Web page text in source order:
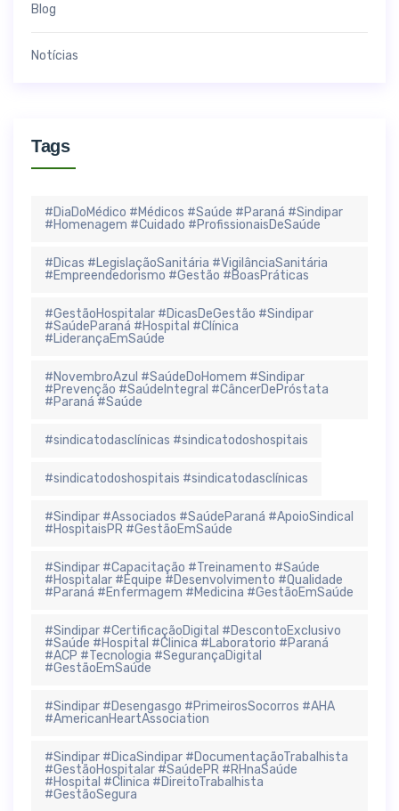
Blog
Notícias
Tags
#DiaDoMédico #Médicos #Saúde #Paraná #Sindipar
#Homenagem #Cuidado #ProfissionaisDeSaúde
#Dicas #LegislaçãoSanitária #VigilânciaSanitária
#Empreendedorismo #Gestão #BoasPráticas
#GestãoHospitalar #DicasDeGestão #Sindipar
#SaúdeParaná #Hospital #Clínica
#LiderançaEmSaúde
#NovembroAzul #SaúdeDoHomem #Sindipar
#Prevenção #SaúdeIntegral #CâncerDePróstata
#Paraná #Saúde
#sindicatodasclínicas #sindicatodoshospitais
#sindicatodoshospitais #sindicatodasclínicas
#Sindipar #Associados #SaúdeParaná #ApoioSindical
#HospitaisPR #GestãoEmSaúde
#Sindipar #Capacitação #Treinamento #Saúde
#Hospitalar #Equipe #Desenvolvimento #Qualidade
#Paraná #Enfermagem #Medicina #GestãoEmSaúde
#Sindipar #CertificaçãoDigital #DescontoExclusivo
#Saúde #Hospital #Clinica #Laboratorio #Paraná
#ACP #Tecnologia #SegurançaDigital
#GestãoEmSaúde
#Sindipar #Desengasgo #PrimeirosSocorros #AHA
#AmericanHeartAssociation
#Sindipar #DicaSindipar #DocumentaçãoTrabalhista
#GestãoHospitalar #SaúdePR #RHnaSaúde
#Hospital #Clinica #DireitoTrabalhista
#GestãoSegura